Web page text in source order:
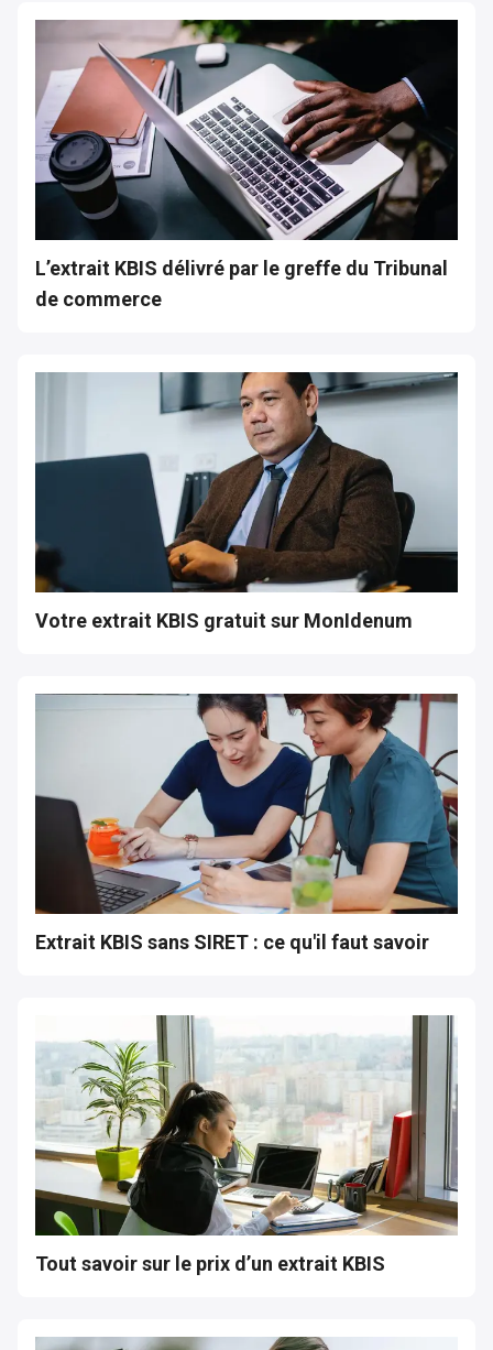
L’extrait KBIS délivré par le greffe du Tribunal
de commerce
Votre extrait KBIS gratuit sur MonIdenum
Extrait KBIS sans SIRET : ce qu'il faut savoir
Tout savoir sur le prix d’un extrait KBIS